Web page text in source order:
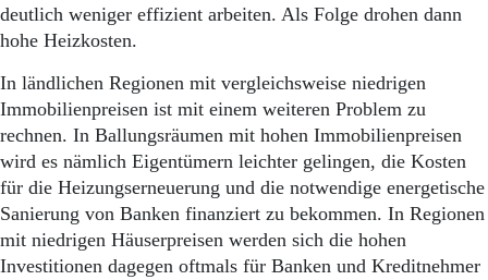
deutlich weniger effizient arbeiten. Als Folge drohen dann
hohe Heizkosten.
In ländlichen Regionen mit vergleichsweise niedrigen
Immobilienpreisen ist mit einem weiteren Problem zu
rechnen. In Ballungsräumen mit hohen Immobilienpreisen
wird es nämlich Eigentümern leichter gelingen, die Kosten
für die Heizungserneuerung und die notwendige energetische
Sanierung von Banken finanziert zu bekommen. In Regionen
mit niedrigen Häuserpreisen werden sich die hohen
Investitionen dagegen oftmals für Banken und Kreditnehmer